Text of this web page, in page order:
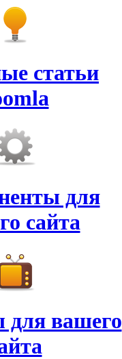
статьи
для
сайта
вашего